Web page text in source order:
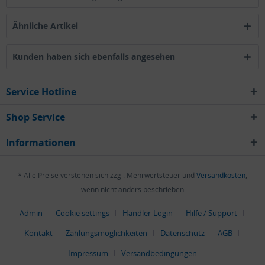
Ähnliche Artikel
Kunden haben sich ebenfalls angesehen
Service Hotline
Shop Service
Informationen
* Alle Preise verstehen sich zzgl. Mehrwertsteuer und Versandkosten,
wenn nicht anders beschrieben
Admin Cookie settings Händler-Login
Hilfe / Support
Kontakt
Zahlungsmöglichkeiten Datenschutz
AGB
Impressum
Versandbedingungen